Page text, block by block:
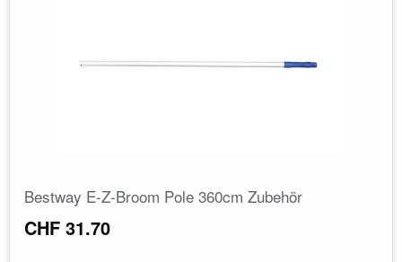
Bestway E-Z-Broom Pole 360cm Zubehör
CHF 31.70